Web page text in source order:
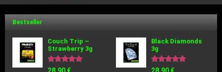
Bestseller
Couch Trip –
Strawberry 3g
Bewertet
Black Diamonds
3g
Bewertet